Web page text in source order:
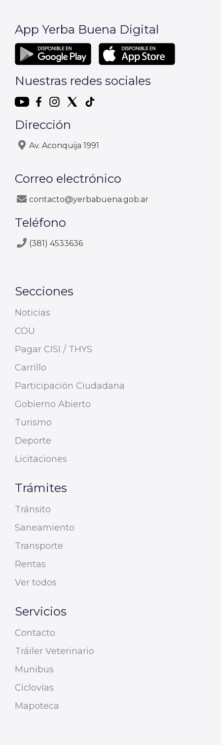
App Yerba Buena Digital
Nuestras redes sociales
Dirección
Av. Aconquija 1991
Correo electrónico
contacto@yerbabuena.gob.ar
Teléfono
(381) 4533636
Secciones
Noticias
COU
Pagar CISI / THYS
Carrillo
Participación Ciudadana
Gobierno Abierto
Turismo
Deporte
Licitaciones
Trámites
Tránsito
Saneamiento
Transporte
Rentas
Ver todos
Servicios
Contacto
Tráiler Veterinario
Munibus
Ciclovías
Mapoteca